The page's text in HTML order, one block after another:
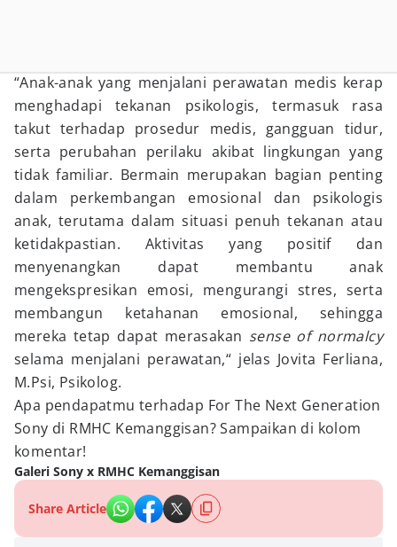
“Anak-anak yang menjalani perawatan medis kerap
menghadapi tekanan psikologis, termasuk rasa
takut terhadap prosedur medis, gangguan tidur,
serta perubahan perilaku akibat lingkungan yang
tidak familiar. Bermain merupakan bagian penting
dalam perkembangan emosional dan psikologis
anak, terutama dalam situasi penuh tekanan atau
ketidakpastian. Aktivitas yang positif dan
menyenangkan dapat membantu anak
mengekspresikan emosi, mengurangi stres, serta
membangun ketahanan emosional, sehingga
mereka tetap dapat merasakan sense of normalcy
selama menjalani perawatan,“ jelas Jovita Ferliana,
M.Psi, Psikolog.
Apa pendapatmu terhadap For The Next Generation
Sony di RMHC Kemanggisan? Sampaikan di kolom
komentar!
Galeri Sony x RMHC Kemanggisan
Share Article